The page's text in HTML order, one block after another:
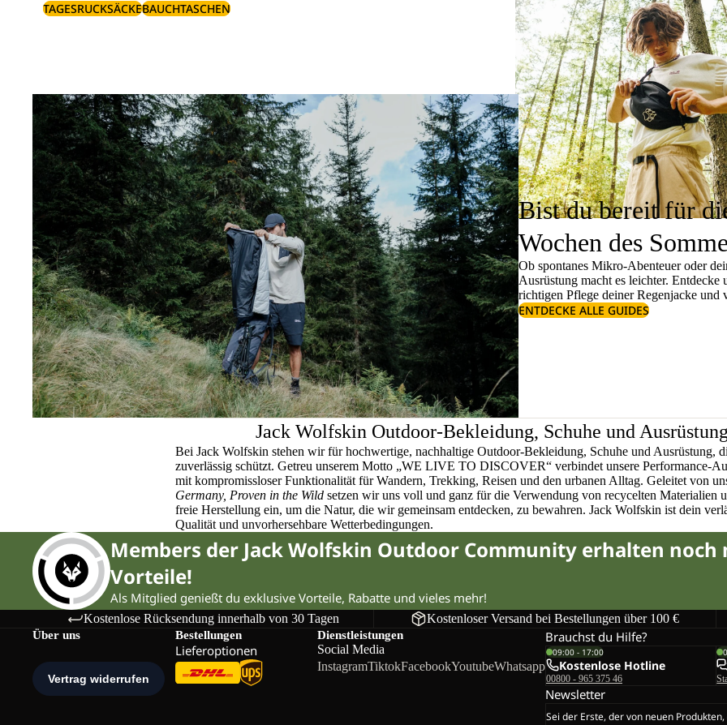
TAGESRUCKSÄCKEBAUCHTASCHEN
Bist du bereit für
Wochen des
Ob spontanes Mikro-Abenteuer oder
Ausrüstung macht es leichter. Entdecke
richtigen Pflege deiner Regenjackeund
ENTDECKE ALLE GUIDES
Jack Wolfskin Outdoor-Bekleidung, Schuhe und Ausrüstung
Bei Jack Wolfskin stehen wir für hochwertige, nachhaltige Outdoor-Bekleidung, Schuhe und Ausrüstung,
zuverlässig schützt. Getreu unserem Motto „WE LIVE TO DISCOVER“ verbindet unsere Performance-
mit kompromissloser Funktionalität für Wandern, Trekking, Reisen und den urbanen Alltag. Geleitet von
Germany, Proven in the Wild setzen wir uns voll und ganz für die Verwendung von recycelten Materialien
freie Herstellung ein, um die Natur, die wir gemeinsam entdecken, zu bewahren. Jack Wolfskin ist dein
Qualität und unvorhersehbare Wetterbedingungen.
Members der Jack Wolfskin Outdoor Community erhalten noch
Vorteile!
Als Mitglied genießt du exklusive Vorteile, Rabatte und vieles mehr!
Kostenlose Rücksendung innerhalb von 30 Tagen Kostenloser Versand bei Bestellungen über 100 €
Über uns Bestellungen
Lieferoptionen
Dienstleistungen
Social Media
InstagramTiktokFacebookYoutubeWhatsapp
Brauchst du Hilfe?
09:00 - 17:00
Kostenlose Hotline
00800 - 965 375 46
Newsletter
Sei der Erste, der von neuen